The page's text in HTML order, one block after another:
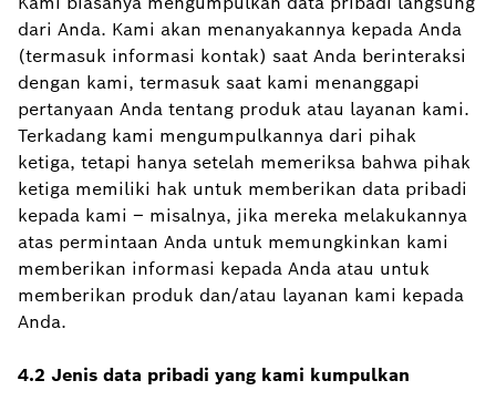
dari Anda. Kami akan menanyakannya kepada Anda
(termasuk informasi kontak) saat Anda berinteraksi
dengan kami, termasuk saat kami menanggapi
pertanyaan Anda tentang produk atau layanan kami.
Terkadang kami mengumpulkannya dari pihak
ketiga, tetapi hanya setelah memeriksa bahwa pihak
ketiga memiliki hak untuk memberikan data pribadi
kepada kami – misalnya, jika mereka melakukannya
atas permintaan Anda untuk memungkinkan kami
memberikan informasi kepada Anda atau untuk
memberikan produk dan/atau layanan kami kepada
Anda.
4.2 Jenis data pribadi yang kami kumpulkan